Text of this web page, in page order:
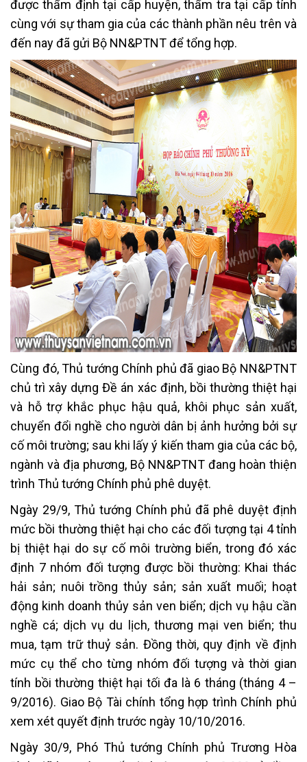
được thẩm định tại cấp huyện, thẩm tra tại cấp tỉnh
cùng với sự tham gia của các thành phần nêu trên và
đến nay đã gửi Bộ NN&PTNT để tổng hợp.
Cùng đó, Thủ tướng Chính phủ đã giao Bộ NN&PTNT
chủ trì xây dựng Đề án xác định, bồi thường thiệt hại
và hỗ trợ khắc phục hậu quả, khôi phục sản xuất,
chuyển đổi nghề cho người dân bị ảnh hưởng bởi sự
cố môi trường; sau khi lấy ý kiến tham gia của các bộ,
ngành và địa phương, Bộ NN&PTNT đang hoàn thiện
trình Thủ tướng Chính phủ phê duyệt.
Ngày 29/9, Thủ tướng Chính phủ đã phê duyệt định
mức bồi thường thiệt hại cho các đối tượng tại 4 tỉnh
bị thiệt hại do sự cố môi trường biển, trong đó xác
định 7 nhóm đối tượng được bồi thường: Khai thác
hải sản; nuôi trồng thủy sản; sản xuất muối; hoạt
động kinh doanh thủy sản ven biển; dịch vụ hậu cần
nghề cá; dịch vụ du lịch, thương mại ven biển; thu
mua, tạm trữ thuỷ sản. Đồng thời, quy định về định
mức cụ thể cho từng nhóm đối tượng và thời gian
tính bồi thường thiệt hại tối đa là 6 tháng (tháng 4 –
9/2016). Giao Bộ Tài chính tổng hợp trình Chính phủ
xem xét quyết định trước ngày 10/10/2016.
Ngày 30/9, Phó Thủ tướng Chính phủ Trương Hòa